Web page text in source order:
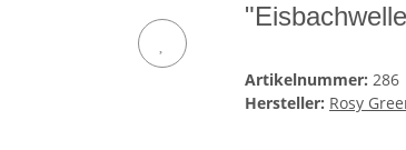
Artikelnummer: 286
Hersteller: Rosy